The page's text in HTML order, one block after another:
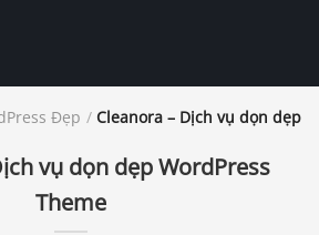
Đẹp / Cleanora – Dịch vụ dọn dẹp
vụ dọn dẹp WordPress
Theme